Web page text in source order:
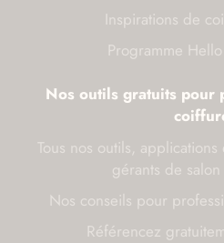
Inspirations de
Programme
Nos outils gratuits pour
Tous nos outils,
gérants de
Nos conseils pour
Référencez